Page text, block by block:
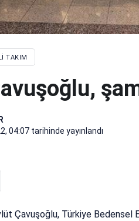
TAKIM
04:07 tarihinde yayınlandı
Çavuşoğlu, Türkiye